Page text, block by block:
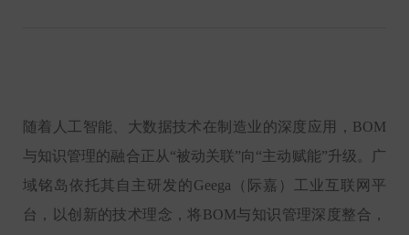
随着人工智能、大数据技术在制造业的深度应用，BOM
与知识管理的融合正从“被动关联”向“主动赋能”升级。广
域铭岛依托其自主研发的Geega（际嘉）工业互联网平
台，以创新的技术理念，将BOM与知识管理深度整合，